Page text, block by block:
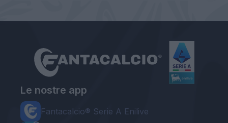
Le nostre app
Fantacalcio® Serie A Enilive